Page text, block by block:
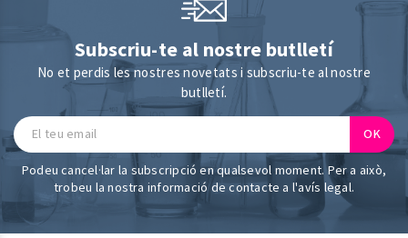
Subscriu-te al nostre butlletí
No et perdis les nostres novetats i subscriu-te al nostre
butlletí.
Podeu cancel·lar la subscripció en qualsevol moment. Per a això,
trobeu la nostra informació de contacte a l'avís legal.